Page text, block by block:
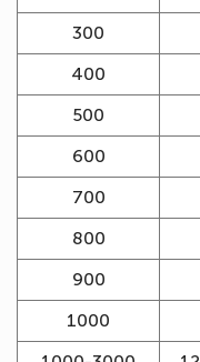
300
400
500
600
700
800
900
1000